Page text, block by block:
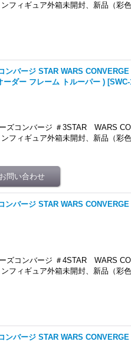
フィギュア外箱未開封、新品（彩
ンバージ STAR WARS
ーダー フレーム トルーパー ) [
ズコンバージ ＃3STAR WARS
フィギュア外箱未開封、新品（彩
ンバージ STAR WARS
ズコンバージ ＃4STAR WARS
フィギュア外箱未開封、新品（彩
ンバージ STAR WARS